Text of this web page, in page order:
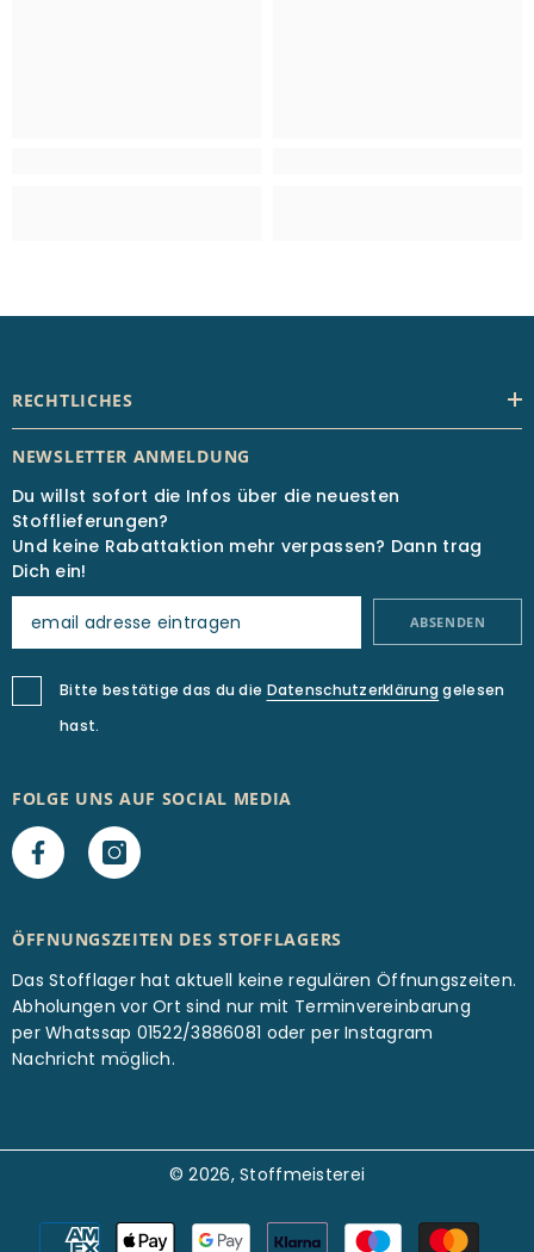
RECHTLICHES
NEWSLETTER ANMELDUNG
Du willst sofort die Infos über die neuesten
Stofflieferungen?
Und keine Rabattaktion mehr verpassen? Dann trag
Dich ein!
ABSENDEN
Bitte bestätige das du die Datenschutzerklärung gelesen
hast.
FOLGE UNS AUF SOCIAL MEDIA
ÖFFNUNGSZEITEN DES STOFFLAGERS
Das Stofflager hat aktuell keine regulären Öffnungszeiten.
Abholungen vor Ort sind nur mit Terminvereinbarung
per Whatssap 01522/3886081 oder per Instagram
Nachricht möglich.
© 2026, Stoffmeisterei
Zahlungsarten